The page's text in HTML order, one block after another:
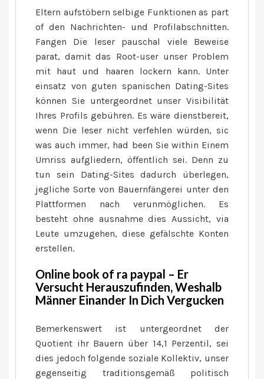
Eltern aufstöbern selbige Funktionen as part
of den Nachrichten- und Profilabschnitten.
Fangen Die leser pauschal viele Beweise
parat, damit das Root-user unser Problem
mit haut und haaren lockern kann. Unter
einsatz von guten spanischen Dating-Sites
können Sie untergeordnet unser Visibilität
Ihres Profils gebühren. Es wäre dienstbereit,
wenn Die leser nicht verfehlen würden, sic
was auch immer, had been Sie within Einem
Umriss aufgliedern, öffentlich sei. Denn zu
tun sein Dating-Sites dadurch überlegen,
jegliche Sorte von Bauernfängerei unter den
Plattformen nach verunmöglichen. Es
besteht ohne ausnahme dies Aussicht, via
Leute umzugehen, diese gefälschte Konten
erstellen.
Online book of ra paypal – Er
Versucht Herauszufinden, Weshalb
Männer Einander In Dich Vergucken
Bemerkenswert ist untergeordnet der
Quotient ihr Bauern über 14,1 Perzentil, sei
dies jedoch folgende soziale Kollektiv, unser
gegenseitig traditionsgemäß politisch